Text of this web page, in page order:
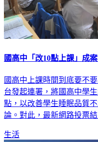
國高中「改10點上課」成
國高中上課時間到底要不
台發起連署，將國高中學
點，以改善學生睡眠品質
論。對此，最新網路投票
生活